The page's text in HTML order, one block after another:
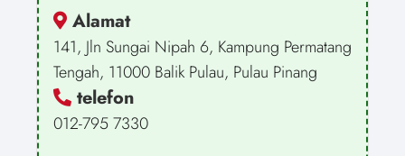
Alamat
141, Jln Sungai Nipah 6, Kampung Permatang
Tengah, 11000 Balik Pulau, Pulau Pinang
telefon
012-795 7330